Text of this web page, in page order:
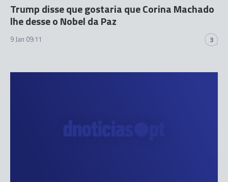
Trump disse que gostaria que Corina Machado
lhe desse o Nobel da Paz
9 Jan 09:11 3